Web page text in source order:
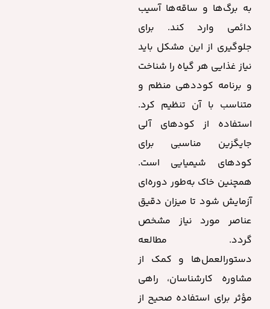
به برگ‌ها و ساقه‌ها آسیب
دائمی وارد کند. برای
جلوگیری از این مشکل باید
نیاز غذایی هر گیاه را شناخت
و برنامه کوددهی منظم و
متناسب با آن تنظیم کرد.
استفاده از کودهای آلی
جایگزین مناسبی برای
کودهای شیمیایی است.
همچنین خاک به‌طور دوره‌ای
آزمایش شود تا میزان دقیق
عناصر مورد نیاز مشخص
گردد. مطالعه
دستورالعمل‌ها و کمک از
مشاوره کارشناسان، راهی
مؤثر برای استفاده صحیح از